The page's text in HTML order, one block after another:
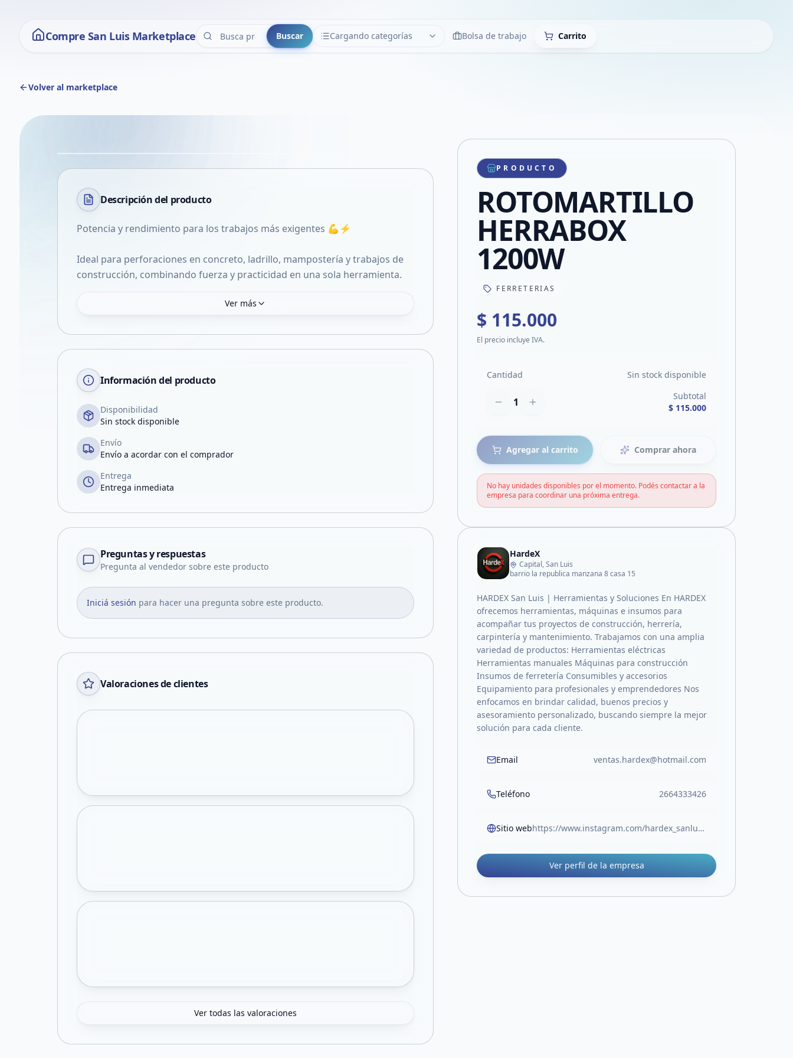
Compre San Luis Marketplace Buscar Cargando categorías
CATEGORÍAS LimpiarBolsa de trabajo Carrito
Volver al marketplace
VER EN PANTALLA COMPLETA
Compartir producto
Compartir por WhatsApp
Compartir por mail
Compartir en Facebook
Compartir en X
Descripción del producto
Potencia y rendimiento para los trabajos más exigentes 💪⚡
Ideal para perforaciones en concreto, ladrillo, mampostería y trabajos de
construcción, combinando fuerza y practicidad en una sola herramienta.
Ver más
Información del producto
Disponibilidad
Sin stock disponible
Envío
Envío a acordar con el comprador
Entrega
Entrega inmediata
Preguntas y respuestas
Pregunta al vendedor sobre este producto
Iniciá sesión para hacer una pregunta sobre este producto.
Valoraciones de clientes
Ver todas las valoraciones
PRODUCTO
ROTOMARTILLO
HERRABOX
1200W
FERRETERIAS
$ 115.000
El precio incluye IVA.
Cantidad Sin stock disponible
1
Subtotal
$ 115.000
Agregar al carrito Comprar ahora
No hay unidades disponibles por el momento. Podés contactar a la
empresa para coordinar una próxima entrega.
HardeX
Capital, San Luis
barrio la republica manzana 8 casa 15
HARDEX San Luis | Herramientas y Soluciones En HARDEX
ofrecemos herramientas, máquinas e insumos para
acompañar tus proyectos de construcción, herrería,
carpintería y mantenimiento. Trabajamos con una amplia
variedad de productos: Herramientas eléctricas
Herramientas manuales Máquinas para construcción
Insumos de ferretería Consumibles y accesorios
Equipamiento para profesionales y emprendedores Nos
enfocamos en brindar calidad, buenos precios y
asesoramiento personalizado, buscando siempre la mejor
solución para cada cliente.
Email ventas.hardex@hotmail.com
Teléfono 2664333426
Sitio web https://www.instagram.com/hardex_sanluis/
Ver perfil de la empresa